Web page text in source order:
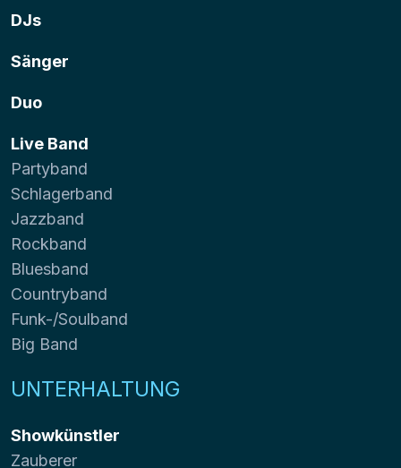
DJs
Sänger
Duo
Live Band
Partyband
Schlagerband
Jazzband
Rockband
Bluesband
Countryband
Funk-/Soulband
Big Band
UNTERHALTUNG
Showkünstler
Zauberer